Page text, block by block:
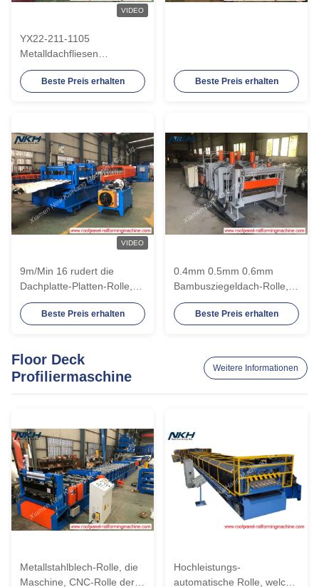
VIDEO
YX22-211-1105
Metalldachfliesen
Rollformmaschine
Servomotor Antrieb
Beste Preis erhalten Beste Preis erhalten
VIDEO
9m/Min 16 rudert die
Dachplatte-Platten-Rolle,
die Maschine bildet
Beste Preis erhalten
0.4mm 0.5mm 0.6mm
Bambusziegeldach-Rolle,
die Maschine bildet
Beste Preis erhalten
Floor Deck
Profiliermaschine
Weitere Informationen
Metallstahlblech-Rolle, die
Maschine, CNC-Rolle der
Hochleistungs-
automatische Rolle, welche